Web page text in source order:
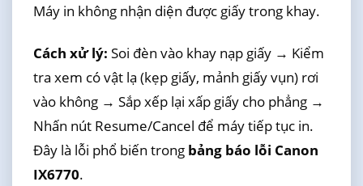
Máy in không nhận diện được giấy trong khay.
Cách xử lý: Soi đèn vào khay nạp giấy → Kiểm
tra xem có vật lạ (kẹp giấy, mảnh giấy vụn) rơi
vào không → Sắp xếp lại xấp giấy cho phẳng →
Nhấn nút Resume/Cancel để máy tiếp tục in.
Đây là lỗi phổ biến trong bảng báo lỗi Canon
IX6770.